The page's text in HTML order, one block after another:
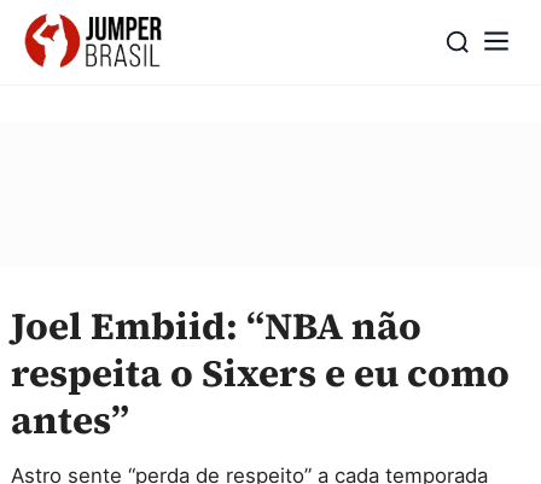
Joel Embiid: “NBA não
respeita o Sixers e eu como
antes”
Astro sente “perda de respeito” a cada temporada